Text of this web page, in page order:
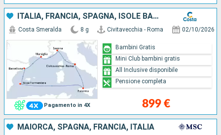
ITALIA, FRANCIA, SPAGNA, ISOLE BALEARI
Pagamento in 4X
Costa Smeralda 8 g Civitavecchia - Roma 02/10/2026
899 €
Bambini Gratis
Mini Club bambini gratis
All Inclusive disponibile
Pensione completa
MAIORCA, SPAGNA, FRANCIA, ITALIA